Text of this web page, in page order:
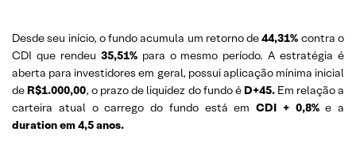
Desde seu início, o fundo acumula um retorno de44,31% contra o
CDI que rendeu 35,51%para o mesmo período. A estratégia é
aberta para investidores em geral, possui aplicação mínima inicial
de R$1.000,00, o prazo de liquidez do fundo éD+45.Em relação a
carteira atual o carrego do fundo está em CDI + 0,8%e a
duration em 4,5 anos.